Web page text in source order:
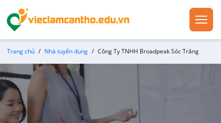
Trang chủ Nhà tuyển dụng Công Ty TNHH Broadpeak Sóc Trăng